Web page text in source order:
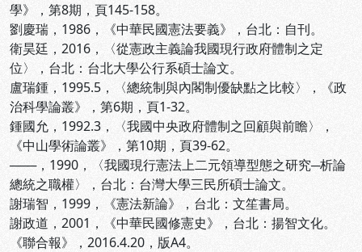
學》，第8期，頁145-158。
劉慶瑞，1986，《中華民國憲法要義》，台北：自刊。
衛昊廷，2016，〈從憲政主義論我國現行政府體制之定
位〉，台北：台北大學公行系碩士論文。
盧瑞鍾，1995.5，〈總統制與內閣制優缺點之比較〉，《政
治科學論叢》，第6期，頁1-32。
鍾國允，1992.3，〈我國中央政府體制之回顧與前瞻〉，
《中山學術論叢》，第10期，頁39-62。
───，1990，〈我國現行憲法上二元領導型態之研究─析論
總統之職權〉，台北：台灣大學三民所碩士論文。
謝瑞智，1999，《憲法新論》，台北：文笙書局。
謝政道，2001，《中華民國修憲史》，台北：揚智文化。
《聯合報》，2016.4.20，版A4。